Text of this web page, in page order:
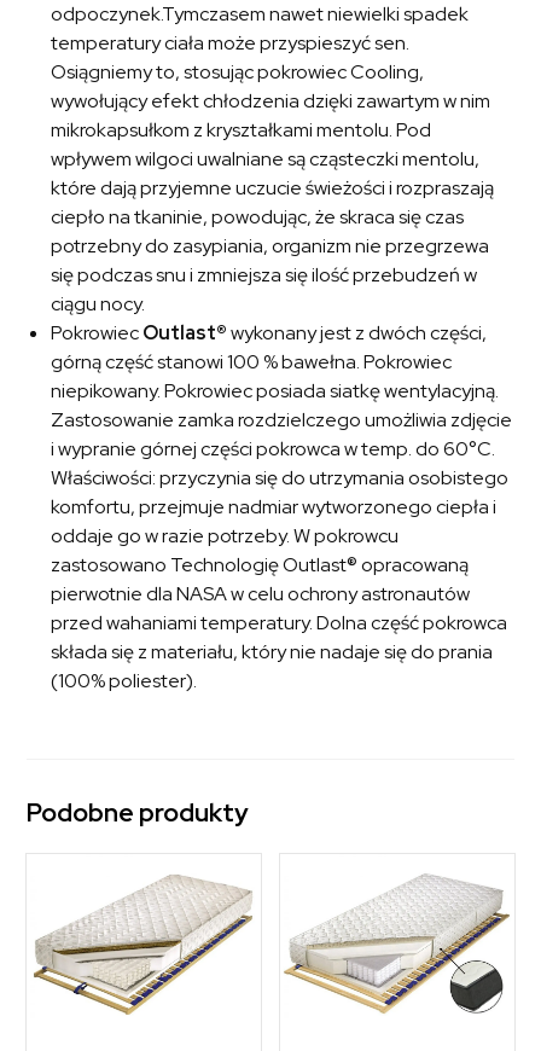
odpoczynek.Tymczasem nawet niewielki spadek
temperatury ciała może przyspieszyć sen.
Osiągniemy to, stosując pokrowiec Cooling,
wywołujący efekt chłodzenia dzięki zawartym w nim
mikrokapsułkom z kryształkami mentolu. Pod
wpływem wilgoci uwalniane są cząsteczki mentolu,
które dają przyjemne uczucie świeżości i rozpraszają
ciepło na tkaninie, powodując, że skraca się czas
potrzebny do zasypiania, organizm nie przegrzewa
się podczas snu i zmniejsza się ilość przebudzeń w
ciągu nocy.
PokrowiecOutlast®wykonany jest z dwóch części,
górną część stanowi 100 % bawełna. Pokrowiec
niepikowany. Pokrowiec posiada siatkę wentylacyjną.
Zastosowanie zamka rozdzielczego umożliwia zdjęcie
i wypranie górnej części pokrowca w temp. do 60°C.
Właściwości: przyczynia się do utrzymania osobistego
komfortu, przejmuje nadmiar wytworzonego ciepła i
oddaje go w razie potrzeby. W pokrowcu
zastosowano Technologię Outlast® opracowaną
pierwotnie dla NASA w celu ochrony astronautów
przed wahaniami temperatury. Dolna część pokrowca
składa się z materiału, który nie nadaje się do prania
(100% poliester).
Podobne produkty